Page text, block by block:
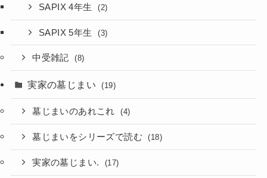
SAPIX 4年生 (2)
SAPIX 5年生 (3)
中受雑記 (8)
実家の墓じまい (19)
墓じまいのあれこれ (4)
墓じまいをシリーズで読む (18)
実家の墓じまい. (17)